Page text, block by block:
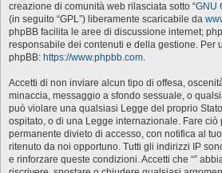
creazione di comunità web rilasciata sotto “GNU
(in seguito “GPL”) liberamente scaricabile da
phpBB facilita le aree di discussione internet;
responsabile dei contenuti e della gestione. Per
phpBB: https://www.phpbb.com.
Accetti di non inviare alcun tipo di offesa,
minaccia, messaggio a sfondo sessuale, o
può violare una qualsiasi Legge del proprio
ospitato, o di una Legge internazionale. Fare ciò
permanente divieto di accesso, con notifica al
ritenuto da noi opportuno. Tutti gli indirizzi IP
e rinforzare queste condizioni. Accetti che “”